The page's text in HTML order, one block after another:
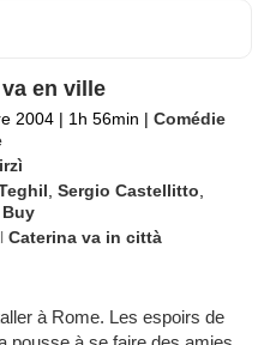
en ville
2004 | 1h 56min | Comédie
,Sergio Castellitto
Caterina va in città
à Rome. Les espoirs de